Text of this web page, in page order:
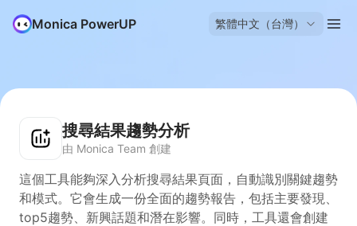
Monica PowerUP 繁體中文（台灣）
搜尋結果趨勢分析
由 Monica Team 創建
這個工具能夠深入分析搜尋結果頁面，自動識別關鍵趨勢
和模式。它會生成一份全面的趨勢報告，包括主要發現、
top5趨勢、新興話題和潛在影響。同時，工具還會創建